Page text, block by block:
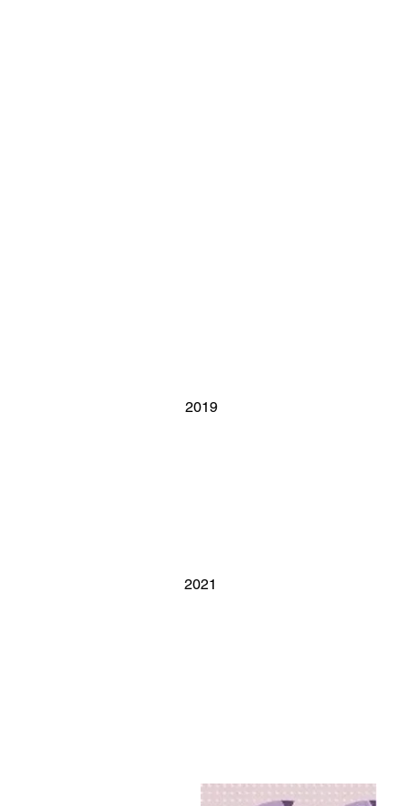
2019
2021